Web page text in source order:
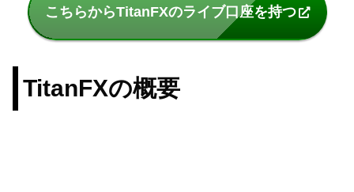
こちらからTitanFXのライブ口座を持つ
TitanFXの概要